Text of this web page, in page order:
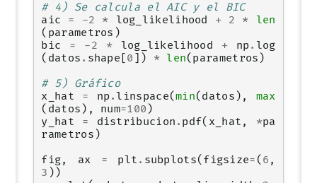
# 4) Se calcula el AIC y el BIC
aic
= -2 * log_likelihood + 2 *
len
( parametros )
bic
= -2 * log_likelihood + np . log
( datos . shape 0 ]) * len( parametros )
# 5) Gráfico
x_hat
= np . linspace(min( datos ),
max
( datos ), num=100 )
y_hat
= distribucion . pdf( x_hat , *pa
rametros )
fig, ax = plt . subplots( figsize= ( 6 ,
3 ))